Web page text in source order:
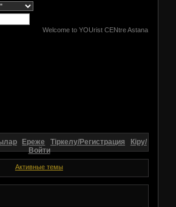
Welcome to YOUrist CENtre Astana
Ереже Тіркелу/Регистрация
Кіру/
Войти
Активные темы